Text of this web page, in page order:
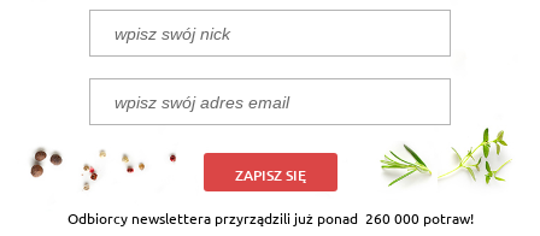
ZAPISZ SIĘ
Odbiorcy newslettera przyrządzili już ponad 260 000 potraw!